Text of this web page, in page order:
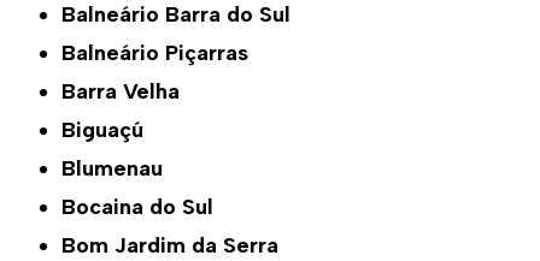
Balneário Barra do Sul
Balneário Piçarras
Barra Velha
Biguaçú
Blumenau
Bocaina do Sul
Bom Jardim da Serra